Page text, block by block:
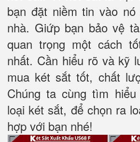
bạn đặt niềm tin vào
nhà. Giứp bạn bảo vệ
quan trọng một cách
nhất. Cần hiểu rõ và kỹ
mua két sắt tốt, chất
Chúng ta cùng tìm
loại két sắt, để chọn ra
hợp với bạn nhé!